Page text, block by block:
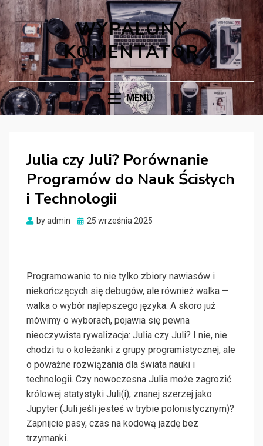
WYPALONY
KOMENTATOR
MENU
Julia czy Juli? Porównanie
Programów do Nauk Ścisłych
i Technologii
byadmin
Posted
25 września 2025
Programowanie to nie tylko zbiory nawiasów i
niekończących się debugów, ale również walka —
walka o wybór najlepszego języka. A skoro już
mówimy o wyborach, pojawia się pewna
nieoczywista rywalizacja: Julia czy Juli? I nie, nie
chodzi tu o koleżanki z grupy programistycznej, ale
o poważne rozwiązania dla świata nauki i
technologii. Czy nowoczesna Julia może zagrozić
królowej statystyki Juli(i), znanej szerzej jako
Jupyter (Juli jeśli jesteś w trybie polonistycznym)?
Zapnijcie pasy, czas na kodową jazdę bez
trzymanki.